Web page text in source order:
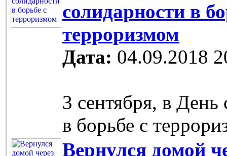
солидарности в
терроризмом
Дата: 04.09.2018
3 сентября, в День
в борьбе с
Вернулся домой